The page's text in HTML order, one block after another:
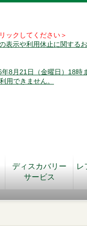
ックしてください＞
表示や利用休止に関する
8月21日（金曜日）18時
用できません。
ディスカバリー
サービス
レ